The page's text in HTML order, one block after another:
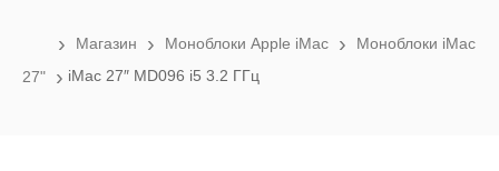
› Магазин › Моноблоки Apple iMac ›
Моноблоки iMac
27"
› iMac 27″ MD096 i5 3.2 ГГц